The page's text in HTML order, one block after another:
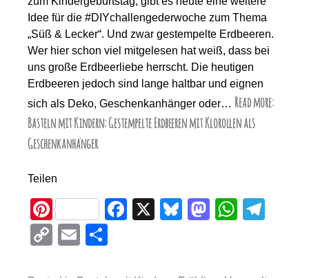
Idee für die #DIYchallengederwoche zum Thema
„Süß & Lecker“. Und zwar gestempelte Erdbeeren.
Wer hier schon viel mitgelesen hat weiß, dass bei
uns große Erdbeerliebe herrscht. Die heutigen
Erdbeeren jedoch sind lange haltbar und eignen
sich als Deko, Geschenkanhänger oder… Read more:
Basteln mit Kindern: Gestempelte Erdbeeren mit Klorollen als
Geschenkanhänger
Teilen
Pi
nt
er
F
X
Bl
M
W
C
E